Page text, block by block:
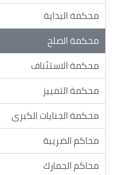
محكمة البداية
محكمة الصلح
محكمة الاستئناف
محكمة التمييز
محكمة الجنايات الكبرى
محاكم الضريبة
محاكم الجمارك